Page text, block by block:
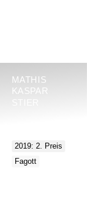
MATHIS
KASPAR
2019: 2. Preis
Fagott